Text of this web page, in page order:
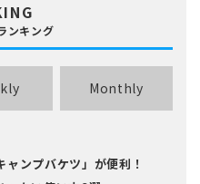
ンキング
Monthly
ャンプバケツ」が便利！